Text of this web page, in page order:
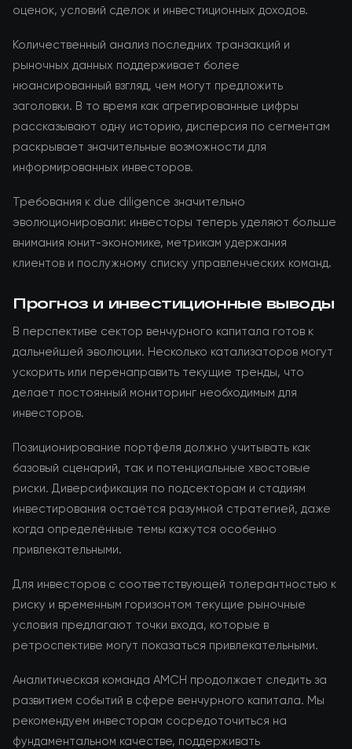
оценок, условий сделок и инвестиционных доходов.
Количественный анализ последних транзакций и
рыночных данных поддерживает более
нюансированный взгляд, чем могут предложить
заголовки. В то время как агрегированные цифры
рассказывают одну историю, дисперсия по сегментам
раскрывает значительные возможности для
информированных инвесторов.
Требования к due diligence значительно
эволюционировали: инвесторы теперь уделяют больше
внимания юнит-экономике, метрикам удержания
клиентов и послужному списку управленческих команд.
Прогноз и инвестиционные выводы
В перспективе сектор венчурного капитала готов к
дальнейшей эволюции. Несколько катализаторов могут
ускорить или перенаправить текущие тренды, что
делает постоянный мониторинг необходимым для
инвесторов.
Позиционирование портфеля должно учитывать как
базовый сценарий, так и потенциальные хвостовые
риски. Диверсификация по подсекторам и стадиям
инвестирования остаётся разумной стратегией, даже
когда определённые темы кажутся особенно
привлекательными.
Для инвесторов с соответствующей толерантностью к
риску и временным горизонтом текущие рыночные
условия предлагают точки входа, которые в
ретроспективе могут показаться привлекательными.
Аналитическая команда AMCH продолжает следить за
развитием событий в сфере венчурного капитала. Мы
рекомендуем инвесторам сосредоточиться на
фундаментальном качестве, поддерживать